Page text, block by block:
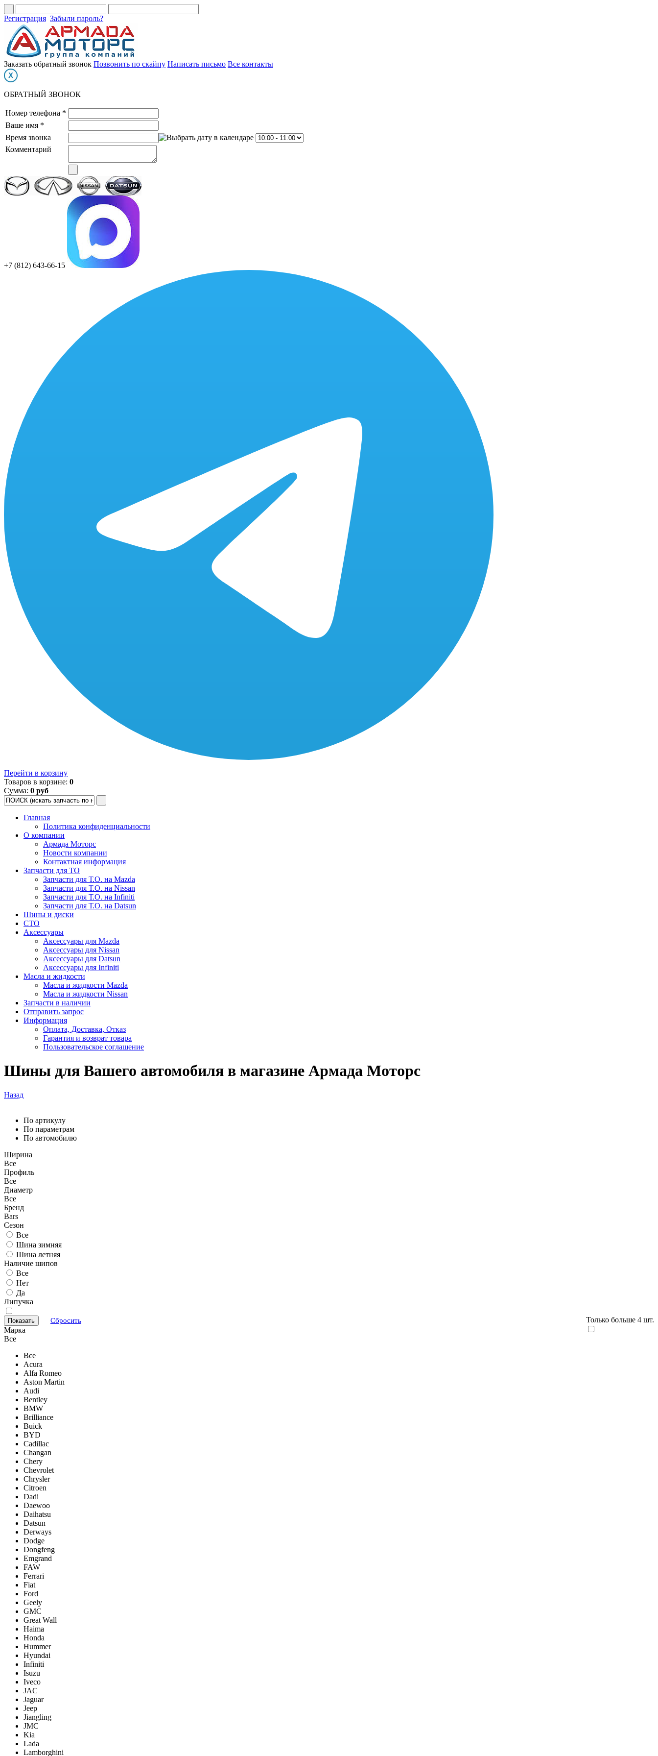
Регистрация Забыли пароль?
Заказать обратный звонок Позвонить по скайпу Написать письмо Все контакты
ОБРАТНЫЙ ЗВОНОК
Номер телефона *
Ваше имя *
Время звонка
Комментарий
+7 (812) 643-66-15
Перейти в корзину
Товаров в корзине: 0
Сумма: 0 руб
Главная
Политика конфиденциальности
О компании
Армада Моторс
Новости компании
Контактная информация
Запчасти для ТО
Запчасти для Т.О. на Mazda
Запчасти для Т.О. на Nissan
Запчасти для Т.О. на Infiniti
Запчасти для Т.О. на Datsun
Шины и диски
СТО
Аксессуары
Аксессуары для Mazda
Аксессуары для Nissan
Аксессуары для Datsun
Аксессуары для Infiniti
Масла и жидкости
Масла и жидкости Mazda
Масла и жидкости Nissan
Запчасти в наличии
Отправить запрос
Информация
Оплата, Доставка, Отказ
Гарантия и возврат товара
Пользовательское соглашение
Шины для Вашего автомобиля в магазине Армада Моторс
Назад
По артикулу
По параметрам
По автомобилю
Ширина
Все
Профиль
Все
Диаметр
Все
Бренд
Bars
Сезон
Все
Шина зимняя
Шина летняя
Наличие шипов
Все
Нет
Да
Липучка
Только больше 4 шт.
Сбросить
Марка
Все
Все
Acura
Alfa Romeo
Aston Martin
Audi
Bentley
BMW
Brilliance
Buick
BYD
Cadillac
Changan
Chery
Chevrolet
Chrysler
Citroen
Dadi
Daewoo
Daihatsu
Datsun
Derways
Dodge
Dongfeng
Emgrand
FAW
Ferrari
Fiat
Ford
Geely
GMC
Great Wall
Haima
Honda
Hummer
Hyundai
Infiniti
Isuzu
Iveco
JAC
Jaguar
Jeep
Jiangling
JMC
Kia
Lada
Lamborghini